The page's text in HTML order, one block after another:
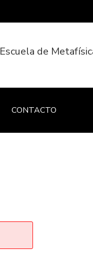
Escuela de
CONTACTO